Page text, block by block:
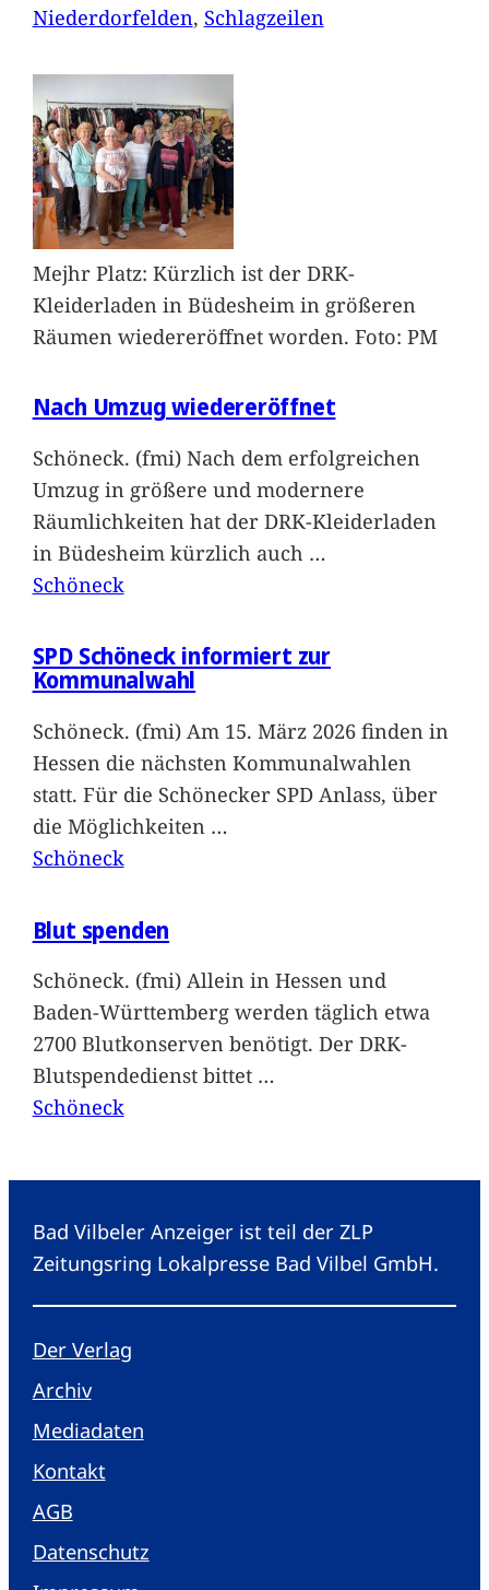
Niederdorfelden, Schlagzeilen
Mejhr Platz: Kürzlich ist der DRK-
Kleiderladen in Büdesheim in größeren
Räumen wiedereröffnet worden. Foto: PM
Nach Umzug wiedereröffnet
Schöneck. (fmi) Nach dem erfolgreichen
Umzug in größere und modernere
Räumlichkeiten hat der DRK-Kleiderladen
in Büdesheim kürzlich auch …
Schöneck
SPD Schöneck informiert zur
Kommunalwahl
Schöneck. (fmi) Am 15. März 2026 finden in
Hessen die nächsten Kommunalwahlen
statt. Für die Schönecker SPD Anlass, über
die Möglichkeiten …
Schöneck
Blut spenden
Schöneck. (fmi) Allein in Hessen und
Baden-Württemberg werden täglich etwa
2700 Blutkonserven benötigt. Der DRK-
Blutspendedienst bittet …
Schöneck
Bad Vilbeler Anzeiger ist teil der ZLP
Zeitungsring Lokalpresse Bad Vilbel GmbH.
Der Verlag
Archiv
Mediadaten
Kontakt
AGB
Datenschutz